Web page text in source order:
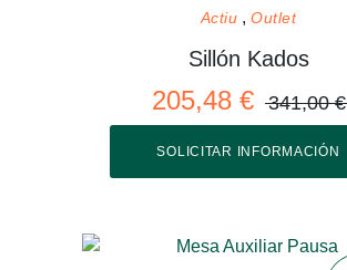
Actiu Outlet
Sillón Kados
205,48 € 341,00 €
SOLICITAR INFORMACIÓN